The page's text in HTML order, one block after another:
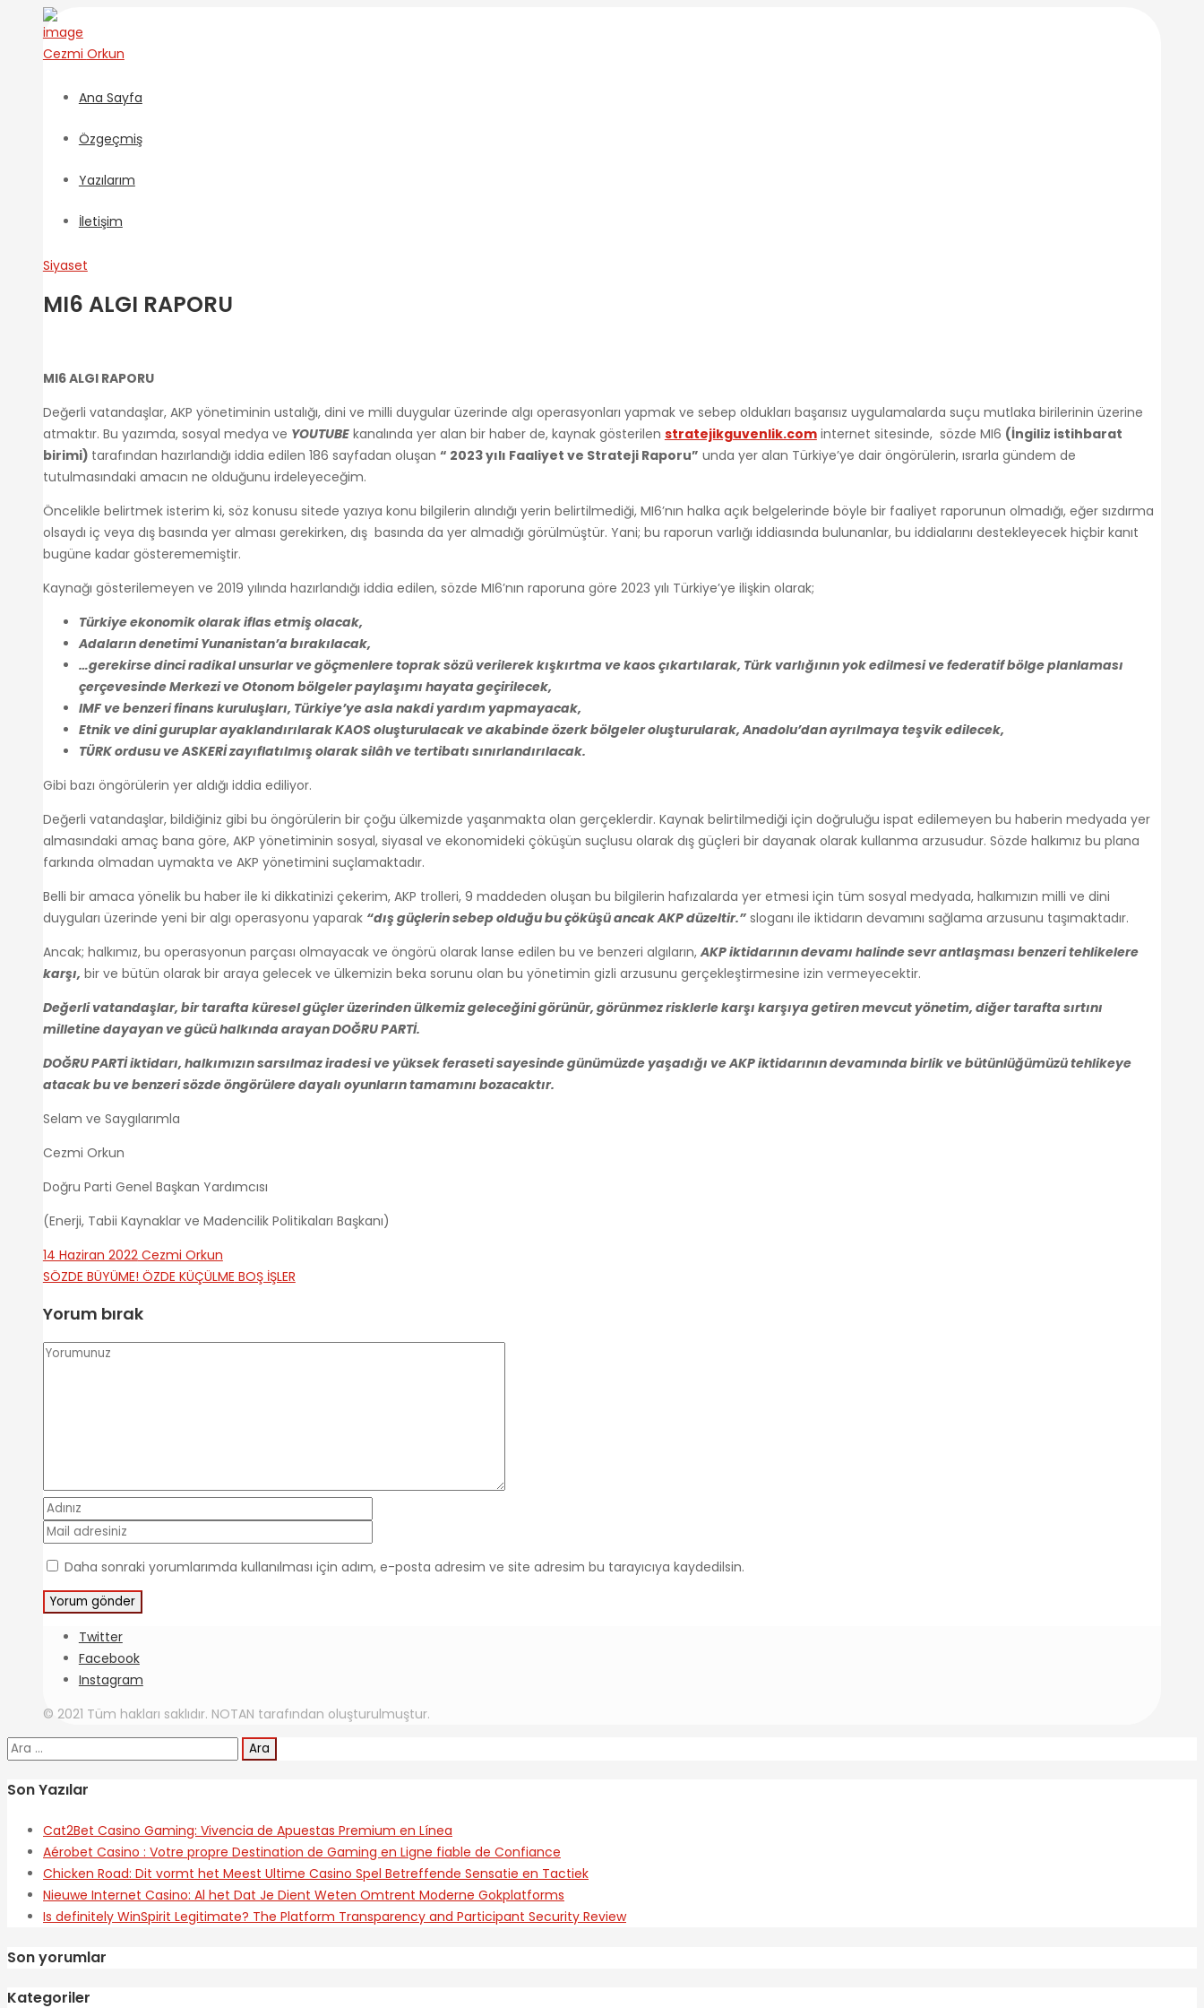
Cezmi Orkun
Ana Sayfa
Özgeçmiş
Yazılarım
İletişim
Siyaset
MI6 ALGI RAPORU
MI6 ALGI RAPORU
Değerli vatandaşlar, AKP yönetiminin ustalığı, dini ve milli duygular üzerinde algı operasyonları yapmak ve sebep oldukları başarısız uygulamalarda suçu mutlaka birilerinin üzerine
atmaktır. Bu yazımda, sosyal medya ve YOUTUBEkanalında yer alan bir haber de, kaynak gösterilen stratejikguvenlik.cominternet sitesinde, sözde MI6 (İngiliz istihbarat
birimi) tarafından hazırlandığı iddia edilen 186 sayfadan oluşan “ 2023 yılı Faaliyet ve Strateji Raporu” unda yer alan Türkiye’ye dair öngörülerin, ısrarla gündem de
tutulmasındaki amacın ne olduğunu irdeleyeceğim.
Öncelikle belirtmek isterim ki, söz konusu sitede yazıya konu bilgilerin alındığı yerin belirtilmediği, MI6’nın halka açık belgelerinde böyle bir faaliyet raporunun olmadığı, eğer sızdırma
olsaydı iç veya dış basında yer alması gerekirken, dış basında da yer almadığı görülmüştür. Yani; bu raporun varlığı iddiasında bulunanlar, bu iddialarını destekleyecek hiçbir kanıt
bugüne kadar gösterememiştir.
Kaynağı gösterilemeyen ve 2019 yılında hazırlandığı iddia edilen, sözde MI6’nın raporuna göre 2023 yılı Türkiye’ye ilişkin olarak;
T​ürkiye ekonomik olarak iflas etmiş olacak,
Adaların denetimi Yunanistan’a bırakılacak,
…gerekirse dinci radikal unsurlar ve göçmenlere toprak sözü verilerek kışkırtma ve kaos çıkartılarak, Türk varlığının yok edilmesi ve federatif bölge planlaması
çerçevesinde Merkezi ve Otonom bölgeler paylaşımı hayata geçirilecek,
IMF ve benzeri finans kuruluşları, Türkiye’ye asla nakdi yardım yapmayacak,
Etnik ve dini guruplar ayaklandırılarak KAOS oluşturulacak ve akabinde özerk bölgeler oluşturularak, Anadolu’dan ayrılmaya teşvik edilecek,
TÜRK ordusu ve ASKERİ zayıflatılmış olarak silâh ve tertibatı sınırlandırılacak.
Gibi bazı öngörülerin yer aldığı iddia ediliyor.
Değerli vatandaşlar, bildiğiniz gibi bu öngörülerin bir çoğu ülkemizde yaşanmakta olan gerçeklerdir. Kaynak belirtilmediği için doğruluğu ispat edilemeyen bu haberin medyada yer
almasındaki amaç bana göre, AKP yönetiminin sosyal, siyasal ve ekonomideki çöküşün suçlusu olarak dış güçleri bir dayanak olarak kullanma arzusudur. Sözde halkımız bu plana
farkında olmadan uymakta ve AKP yönetimini suçlamaktadır.
Belli bir amaca yönelik bu haber ile ki dikkatinizi çekerim, AKP trolleri, 9 maddeden oluşan bu bilgilerin hafızalarda yer etmesi için tüm sosyal medyada, halkımızın milli ve dini
duyguları üzerinde yeni bir algı operasyonu yaparak “dış güçlerin sebep olduğu bu çöküşü ancak AKP düzeltir.”sloganı ile iktidarın devamını sağlama arzusunu taşımaktadır.
Ancak; halkımız, bu operasyonun parçası olmayacak ve öngörü olarak lanse edilen bu ve benzeri algıların,AKP iktidarının devamı halinde sevr antlaşması benzeri tehlikelere
karşı, bir ve bütün olarak bir araya gelecek ve ülkemizin beka sorunu olan bu yönetimin gizli arzusunu gerçekleştirmesine izin vermeyecektir.
Değerli vatandaşlar, bir tarafta küresel güçler üzerinden ülkemiz geleceğini görünür, görünmez risklerle karşı karşıya getiren mevcut yönetim, diğer tarafta sırtını
milletine dayayan ve gücü halkında arayan DOĞRU PARTİ.
DOĞRU PARTİ iktidarı, halkımızın sarsılmaz iradesi ve yüksek feraseti sayesinde günümüzde yaşadığı ve AKP iktidarının devamında birlik ve bütünlüğümüzü tehlikeye
atacak bu ve benzeri sözde öngörülere dayalı oyunların tamamını bozacaktır.
Selam ve Saygılarımla
Cezmi Orkun
Doğru Parti Genel Başkan Yardımcısı
(Enerji, Tabii Kaynaklar ve Madencilik Politikaları Başkanı)
14 Haziran 2022Cezmi Orkun
SÖZDE BÜYÜME! ÖZDE KÜÇÜLME BOŞ İŞLER
Yorum bırak
Daha sonraki yorumlarımda kullanılması için adım, e-posta adresim ve site adresim bu tarayıcıya kaydedilsin.
Twitter
Facebook
Instagram
© 2021 Tüm hakları saklıdır. NOTAN tarafından oluşturulmuştur.
Arama:
Son Yazılar
Cat2Bet Casino Gaming: Vivencia de Apuestas Premium en Línea
Aérobet Casino : Votre propre Destination de Gaming en Ligne fiable de Confiance
Chicken Road: Dit vormt het Meest Ultime Casino Spel Betreffende Sensatie en Tactiek
Nieuwe Internet Casino: Al het Dat Je Dient Weten Omtrent Moderne Gokplatforms
Is definitely WinSpirit Legitimate? The Platform Transparency and Participant Security Review
Son yorumlar
Kategoriler